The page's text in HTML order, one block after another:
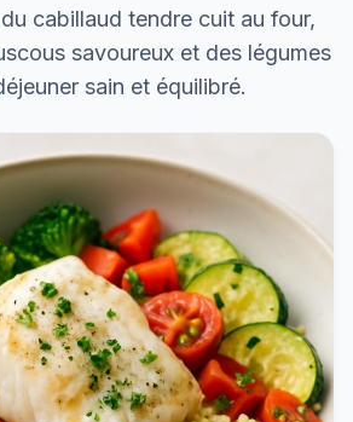
cabillaud tendre cuit au four,
savoureux et des légumes
sain et équilibré.